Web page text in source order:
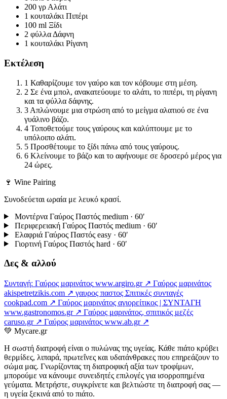
200 γρ Αλάτι
1 κουταλάκι Πιπέρι
100 ml Ξίδι
2 φύλλα Δάφνη
1 κουταλάκι Ρίγανη
Εκτέλεση
1 Καθαρίζουμε τον γαύρο και τον κόβουμε στη μέση.
2 Σε ένα μπολ, ανακατεύουμε το αλάτι, το πιπέρι, τη ρίγανη
και τα φύλλα δάφνης.
3 Απλώνουμε μια στρώση από το μείγμα αλατιού σε ένα
γυάλινο βάζο.
4 Τοποθετούμε τους γαύρους και καλύπτουμε με το
υπόλοιπο αλάτι.
5 Προσθέτουμε το ξίδι πάνω από τους γαύρους.
6 Κλείνουμε το βάζο και το αφήνουμε σε δροσερό μέρος για
24 ώρες.
🍷 Wine Pairing
Συνοδεύεται ωραία με λευκό κρασί.
Μοντέρνα Γαύρος Παστός medium · 60′
Περιφερειακή Γαύρος Παστός medium · 60′
Ελαφριά Γαύρος Παστός easy · 60′
Γιορτινή Γαύρος Παστός hard · 60′
Δες & αλλού
Συνταγή: Γαύρος μαρινάτος www.argiro.gr ↗ Γαύρος μαρινάτος
akispetretzikis.com ↗ γαυρος παστος Σπιτικές συνταγές
cookpad.com ↗ Γαύρος μαρινάτος αγιορείτικος | ΣΥΝΤΑΓΗ
www.gastronomos.gr ↗ Γαύρος μαρινάτος, σπιτικός μεζές
caruso.gr ↗ Γαύρος μαρινάτος www.ab.gr ↗
💚 Mycare.gr
Η σωστή διατροφή είναι ο πυλώνας της υγείας. Κάθε πιάτο κρύβει
θερμίδες, λιπαρά, πρωτεΐνες και υδατάνθρακες που επηρεάζουν το
σώμα μας. Γνωρίζοντας τη διατροφική αξία των τροφίμων,
μπορούμε να κάνουμε συνειδητές επιλογές για ισορροπημένα
γεύματα. Μετρήστε, συγκρίνετε και βελτιώστε τη διατροφή σας —
η υγεία ξεκινά από το πιάτο.